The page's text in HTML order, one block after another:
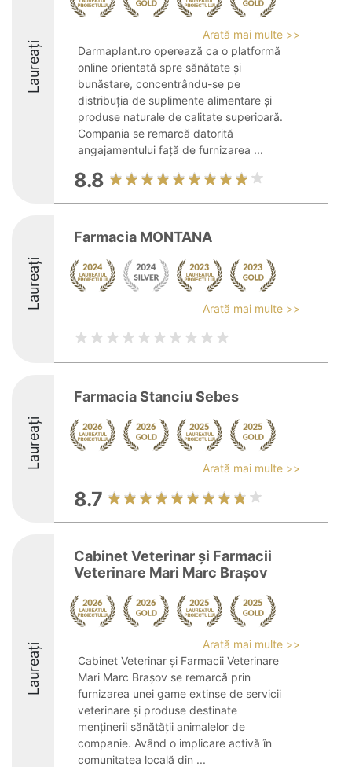
Laureați
Arată mai multe >>
Darmaplant.ro operează ca o platformă
online orientată spre sănătate și
bunăstare, concentrându-se pe
distribuția de suplimente alimentare și
produse naturale de calitate superioară.
Compania se remarcă datorită
angajamentului față de furnizarea ...
8.8
Laureați
Farmacia MONTANA
Arată mai multe >>
Laureați
Farmacia Stanciu Sebes
Arată mai multe >>
8.7
Laureați
Cabinet Veterinar și Farmacii
Veterinare Mari Marc Brașov
Arată mai multe >>
Cabinet Veterinar și Farmacii Veterinare
Mari Marc Brașov se remarcă prin
furnizarea unei game extinse de servicii
veterinare și produse destinate
menținerii sănătății animalelor de
companie. Având o implicare activă în
comunitatea locală din ...